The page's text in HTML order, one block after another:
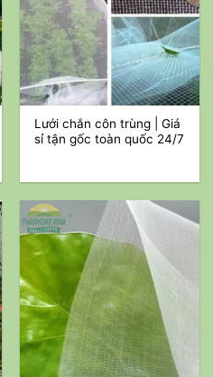
Lưới chắn côn trùng | Giá
sỉ tận gốc toàn quốc 24/7